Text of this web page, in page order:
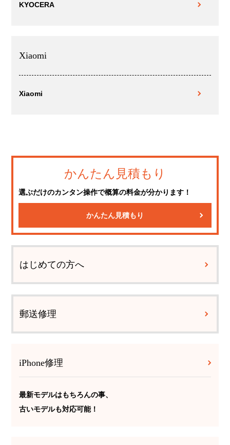
KYOCERA
Xiaomi
Xiaomi
かんたん見積もり
選ぶだけのカンタン操作で概算の料金が分かります！
かんたん見積もり
はじめての方へ
郵送修理
iPhone修理
最新モデルはもちろんの事、
古いモデルも対応可能！